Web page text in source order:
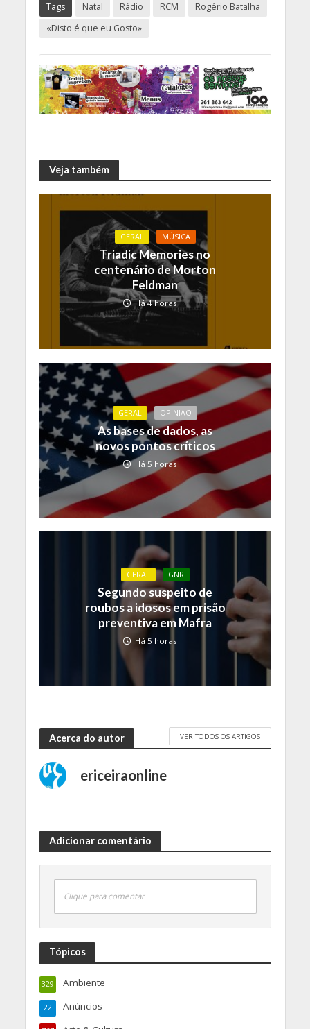
Tags Natal Rádio RCM
Rogério Batalha
«Disto é que eu Gosto»
Veja também
GERAL MÚSICA
Triadic Memories no
centenário de Morton
Feldman
Há 4 horas
GERAL OPINIÃO
As bases de dados, as
novos pontos críticos
Há 5 horas
GERAL GNR
Segundo suspeito de
roubos a idosos em prisão
preventiva em Mafra
Há 5 horas
Acerca do autor VER TODOS OS ARTIGOS
ericeiraonline
Adicionar comentário
Clique para comentar
Tópicos
Ambiente
329
Anúncios
22